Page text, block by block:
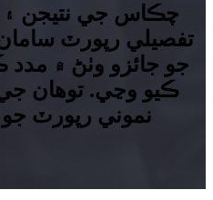
چڪاس جي نتيجن
تفصيلي رپورٽ
جو جائزو وٺڻ ۾
ڪيو وڃي. توهان